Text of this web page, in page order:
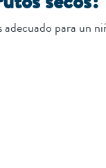
para un